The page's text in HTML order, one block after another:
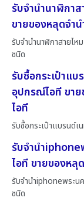
รับจำนำนาฬิกา
ขายของหลุดจำ
รับจำนำนาฬิกาสายไห
ชนิด
รับซื้อกระเป๋าแ
อุปกรณ์ไอที ขา
ไอที
รับซื้อกระเป๋าแบรนด์เ
รับจำนำ
ไอที ขายของหลุ
รับจำนำiphoneพระน
ชนิด